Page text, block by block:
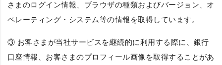
さまのログイン情報、ブラウザの種類およびバージョン、オ
ペレーティング・システム等の情報を取得しています。
③ お客さまが当社サービスを継続的に利用する際に、銀行
口座情報、お客さまのプロフィール画像を取得することがあ